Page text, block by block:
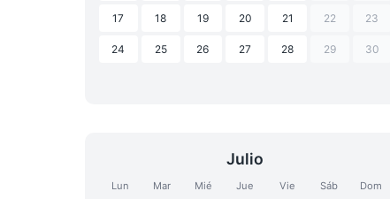
17 18 19 20 21 22 23
24 25 26 27 28 29 30
Julio
Lun Mar Mié Jue Vie Sáb Dom